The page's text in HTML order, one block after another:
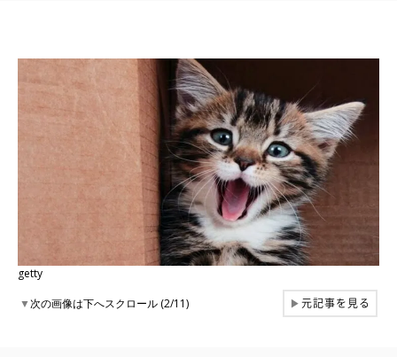
getty
▼次の画像は下へスクロール (2/11) ▶元記事を見る